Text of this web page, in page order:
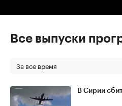
Все выпуски
За все время
В Сирии